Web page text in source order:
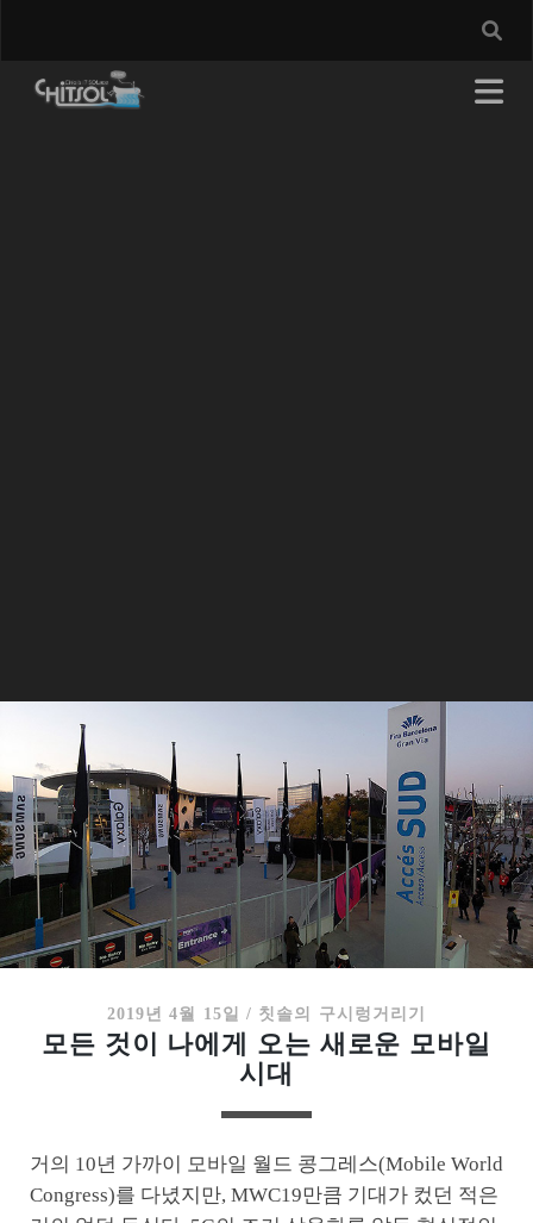
2019년 4월 15일 / 칫솔의 구시렁거리기
모든 것이 나에게 오는 새로운 모바일
시대
거의 10년 가까이 모바일 월드 콩그레스(Mobile World
Congress)를 다녔지만, MWC19만큼 기대가 컸던 적은